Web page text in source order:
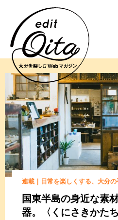
連載｜日常を楽しくする、大分の
国東半島の身近な素
器。
〈くにさきかた